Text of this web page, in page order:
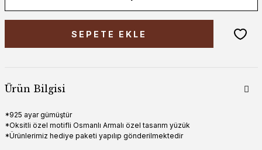
SEPETE EKLE
Ürün Bilgisi
*925 ayar gümüştür
*Oksitli özel motifli Osmanlı Armalı özel tasarım yüzük
*Ürünlerimiz hediye paketi yapılıp gönderilmektedir